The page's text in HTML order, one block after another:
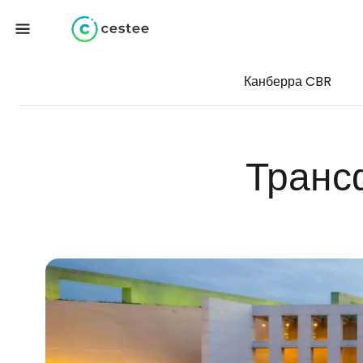
Канберра CBR